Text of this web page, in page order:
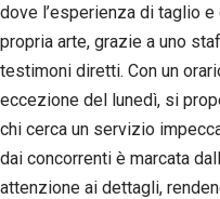
dove l’esperienza di taglio
propria arte, grazie a uno
testimoni diretti. Con un
eccezione del lunedì, si
chi cerca un servizio
dai concorrenti è marcata
attenzione ai dettagli,